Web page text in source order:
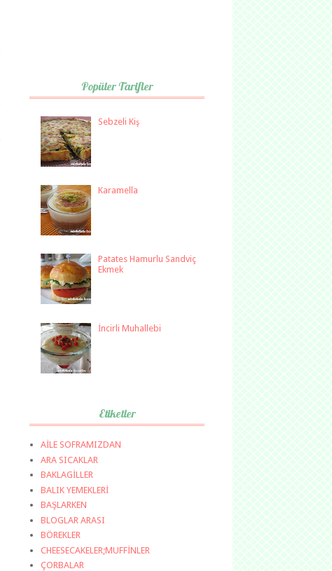
Popüler Tarifler
Sebzeli Kiş
Karamella
Patates Hamurlu Sandviç
Ekmek
İncirli Muhallebi
Etiketler
AİLE SOFRAMIZDAN
ARA SICAKLAR
BAKLAGİLLER
BALIK YEMEKLERİ
BAŞLARKEN
BLOGLAR ARASI
BÖREKLER
CHEESECAKELER;MUFFİNLER
ÇORBALAR